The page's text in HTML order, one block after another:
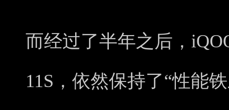
而经过了半年之后，
11S，依然保持了“性能